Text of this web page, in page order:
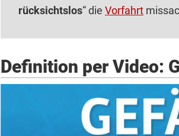
rücksichtslos“ die Vorfahrt
Definition per Video: